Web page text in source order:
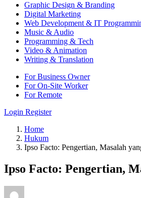
Graphic Design & Branding
Digital Marketing
Web Development & IT
Music & Audio
Programming & Tech
Video & Animation
Writing & Translation
For Business Owner
For On-Site Worker
For Remote
Login Register
Home
Hukum
Ipso Facto: Pengertian, Masalah
Ipso Facto: Pengertian,